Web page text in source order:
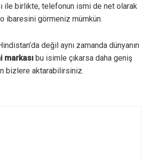
ile birlikte, telefonun ismi de net olarak
ibaresini görmeniz mümkün.
değil aynı zamanda dünyanın
markası bu isimle çıkarsa daha geniş
bizlere aktarabilirsiniz.